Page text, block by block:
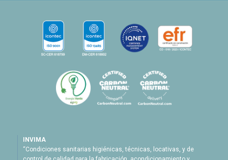
INVIMA
“Condiciones sanitarias higiénicas, técnicas, locativas, y de